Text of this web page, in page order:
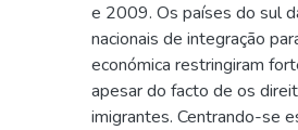
e 2009. Os países do sul
nacionais de integração
económica restringiram
apesar do facto de os
imigrantes. Centrando-se